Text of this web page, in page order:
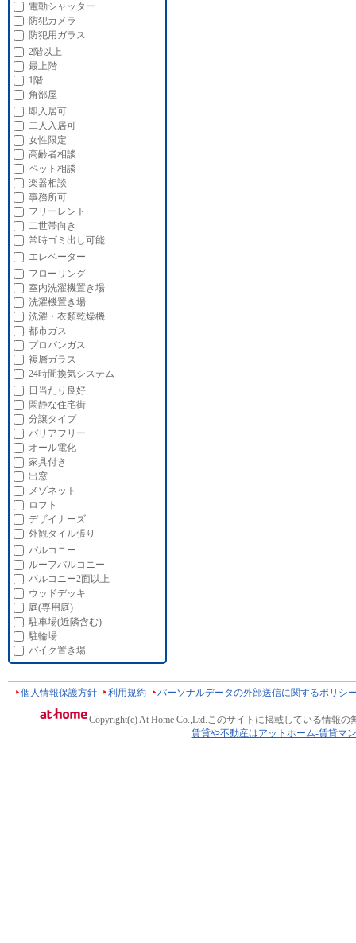
電動シャッター
防犯カメラ
防犯用ガラス
2階以上
最上階
1階
角部屋
即入居可
二人入居可
女性限定
高齢者相談
ペット相談
楽器相談
事務所可
フリーレント
二世帯向き
常時ゴミ出し可能
エレベーター
フローリング
室内洗濯機置き場
洗濯機置き場
洗濯・衣類乾燥機
都市ガス
プロパンガス
複層ガラス
24時間換気システム
日当たり良好
閑静な住宅街
分譲タイプ
バリアフリー
オール電化
家具付き
出窓
メゾネット
ロフト
デザイナーズ
外観タイル張り
バルコニー
ルーフバルコニー
バルコニー2面以上
ウッドデッキ
庭(専用庭)
駐車場(近隣含む)
駐輪場
バイク置き場
個人情報保護方針 利用規約 パーソナルデータの外部送信に関するポリシ
Copyright(c) At Home Co.,Ltd.このサイトに掲載している情報の
賃貸や不動産はアットホーム-賃貸マ